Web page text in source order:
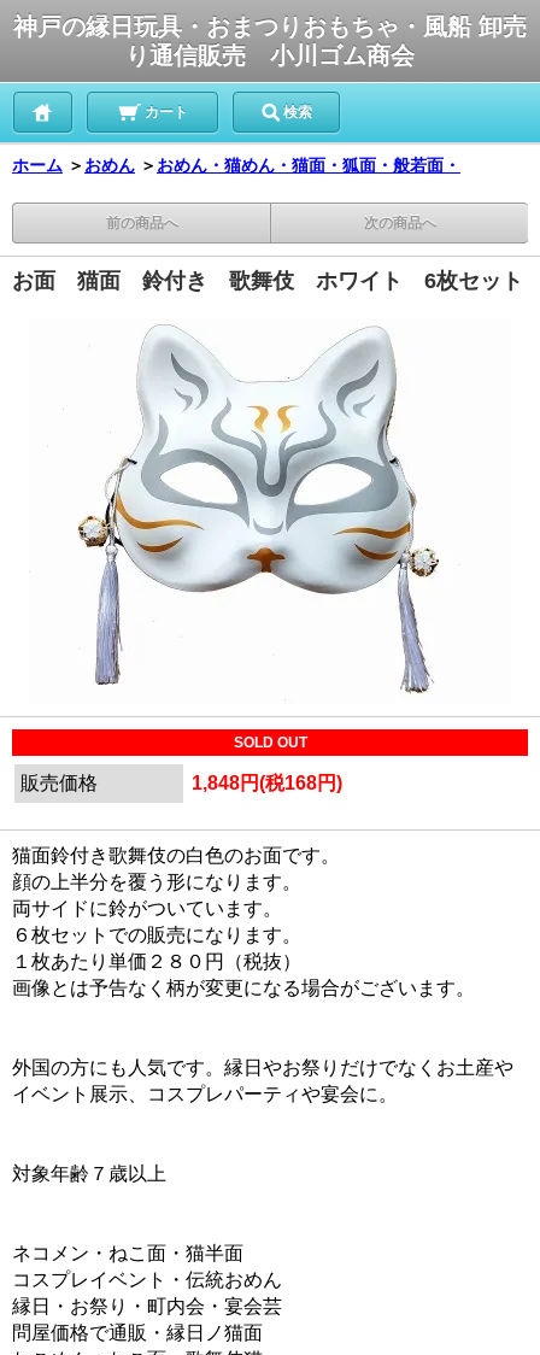
神戸の縁日玩具・おまつりおもちゃ・風船 卸売
り通信販売 小川ゴム商会
カート 検索
ホーム ＞ おめん ＞ おめん・猫めん・猫面・狐面・般若面・
前の商品へ 次の商品へ
お面 猫面 鈴付き 歌舞伎 ホワイト 6枚セット
SOLD OUT
販売価格 1,848円(税168円)
猫面鈴付き歌舞伎の白色のお面です。
顔の上半分を覆う形になります。
両サイドに鈴がついています。
６枚セットでの販売になります。
１枚あたり単価２８０円（税抜）
画像とは予告なく柄が変更になる場合がございます。
外国の方にも人気です。縁日やお祭りだけでなくお土産や
イベント展示、コスプレパーティや宴会に。
対象年齢７歳以上
ネコメン・ねこ面・猫半面
コスプレイベント・伝統おめん
縁日・お祭り・町内会・宴会芸
問屋価格で通販・縁日ノ猫面